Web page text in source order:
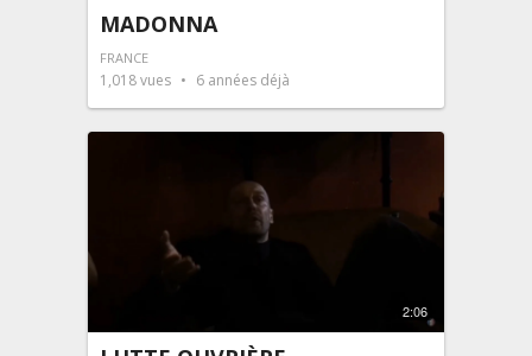
MADONNA
FRANCE
1,018vues 6 années déjà
2:06